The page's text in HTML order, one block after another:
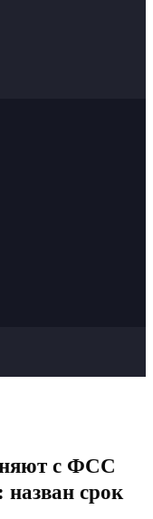
с ФСС
назван срок